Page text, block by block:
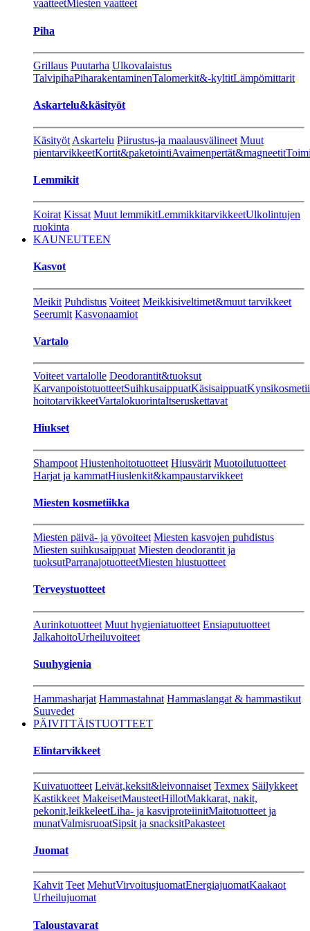
vaatteetMiesten vaatteet
Piha
Grillaus Puutarha Ulkovalaistus
TalvipihaPiharakentaminenTalomerkit&-kyltitLämpömittarit
Askartelu&käsityöt
Käsityöt Askartelu Piirustus-ja maalausvälineet Muut
pientarvikkeetKortit&paketointiAvaimenpertät&magneetit
Lemmikit
Koirat Kissat Muut lemmikitLemmikkitarvikkeetUlkolintujen
ruokinta
KAUNEUTEEN
Kasvot
Meikit Puhdistus Voiteet Meikkisiveltimet&muut tarvikkeet
Seerumit Kasvonaamiot
Vartalo
Voiteet vartalolle Deodorantit&tuoksut
KarvanpoistotuotteetSuihkusaippuatKäsisaippuat
hoitotarvikkeetVartalokuorintaItseruskettavat
Hiukset
Shampoot Hiustenhoitotuotteet Hiusvärit Muotoilutuotteet
Harjat ja kammatHiuslenkit&kampaustarvikkeet
Miesten kosmetiikka
Miesten päivä- ja yövoiteet Miesten kasvojen puhdistus
Miesten suihkusaippuat Miesten deodorantit ja
tuoksutParranajotuotteetMiesten hiustuotteet
Terveystuotteet
Aurinkotuotteet Muut hygieniatuotteet Ensiaputuotteet
JalkahoitoUrheiluvoiteet
Suuhygienia
Hammasharjat Hammastahnat Hammaslangat & hammastikut
Suuvedet
PÄIVITTÄISTUOTTEET
Elintarvikkeet
Kuivatuotteet Leivät,keksit&leivonnaiset Texmex Säilykkeet
Kastikkeet MakeisetMausteetHillotMakkarat, nakit,
pekonit,leikkeleetLiha- ja kasviproteiinitMaitotuotteet ja
munatValmisruoatSipsit ja snacksitPakasteet
Juomat
Kahvit Teet MehutVirvoitusjuomatEnergiajuomatKaakaot
Urheilujuomat
Taloustavarat